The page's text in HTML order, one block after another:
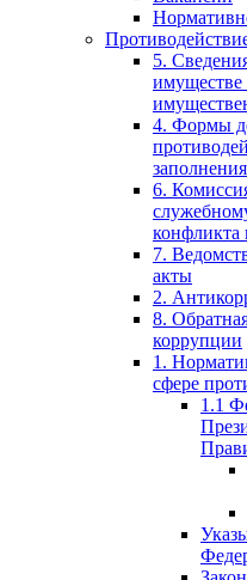
5.
имуществе
4. Формы
заполнения
6.
конфликта
7.
акты
2.
8.
коррупции
1.
сфере
1.1